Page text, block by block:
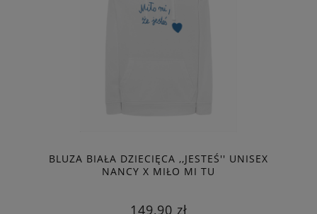
BLUZA BIAŁA DZIECIĘCA ,,JESTEŚ'' UNISEX
NANCY X MIŁO MI TU
149,90 zł